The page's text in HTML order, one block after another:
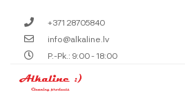
+371 28705840
info@alkaline.lv
P.-Pk.: 9:00 - 18:00